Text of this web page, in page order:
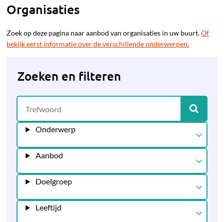
Organisaties
Zoek op deze pagina naar aanbod van organisaties in uw buurt.Of
bekijk eerst informatie over de verschillende onderwerpen.
Zoeken en filteren
Onderwerp
Aanbod
Doelgroep
Leeftijd